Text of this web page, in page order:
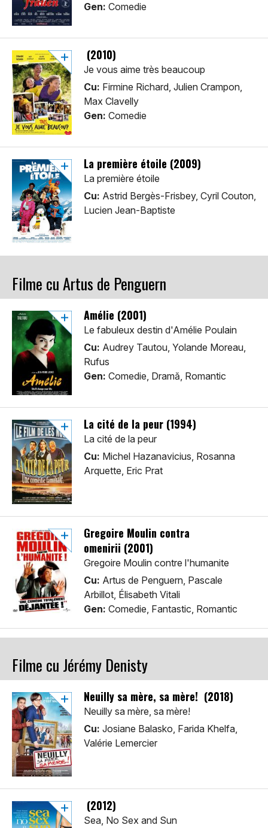
Gen: Comedie
(2010)
Je vous aime très beaucoup
Cu: Firmine Richard, Julien Crampon,
Max Clavelly
Gen: Comedie
La première étoile (2009)
La première étoile
Cu: Astrid Bergès-Frisbey, Cyril Couton,
Lucien Jean-Baptiste
Filme cu Artus de Penguern
Amélie (2001)
Le fabuleux destin d'Amélie Poulain
Cu: Audrey Tautou, Yolande Moreau,
Rufus
Gen: Comedie, Dramă, Romantic
La cité de la peur (1994)
La cité de la peur
Cu: Michel Hazanavicius, Rosanna
Arquette, Eric Prat
Gregoire Moulin contra
omenirii (2001)
Gregoire Moulin contre l'humanite
Cu: Artus de Penguern, Pascale
Arbillot, Élisabeth Vitali
Gen: Comedie, Fantastic, Romantic
Filme cu Jérémy Denisty
Neuilly sa mère, sa mère! (2018)
Neuilly sa mère, sa mère!
Cu: Josiane Balasko, Farida Khelfa,
Valérie Lemercier
(2012)
Sea, No Sex and Sun